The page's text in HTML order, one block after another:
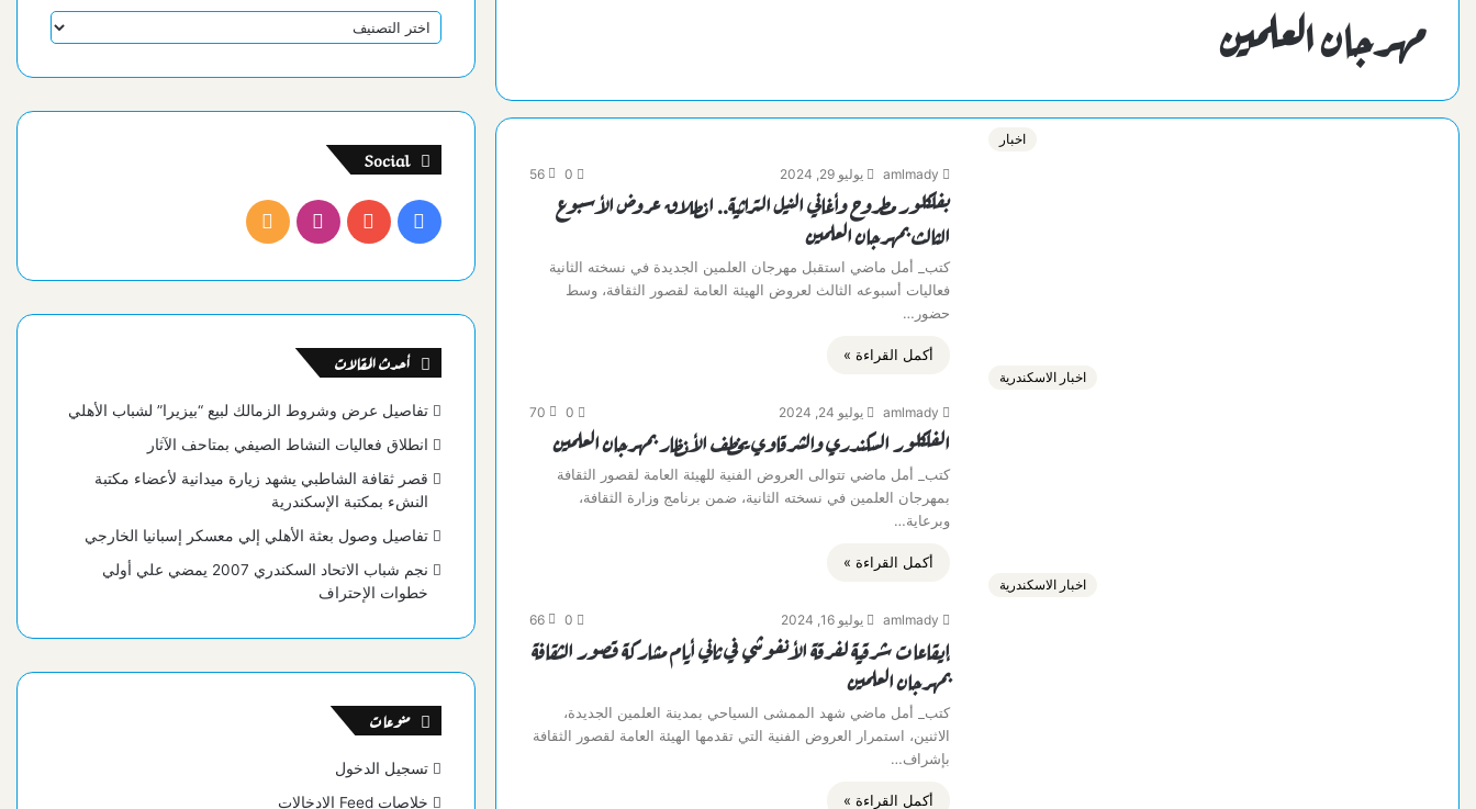
مهرجان العلمين
اخبار
amlmady يوليو 29, 2024 0
56
بفلكلور مطروح وأغاني النيل التراثية.. انطلاق عروض الأسبوع
الثالث بمهرجان العلمين
كتب_ أمل ماضي استقبل مهرجان العلمين الجديدة في نسخته الثانية
فعاليات أسبوعه الثالث لعروض الهيئة العامة لقصور الثقافة، وسط
حضور…
أكمل القراءة »
اخبار الاسكندرية
amlmady يوليو 24, 2024 0
70
الفلكلور السكندري والشرقاوي يخطف الأنظار بمهرجان العلمين
كتب_ أمل ماضي تتوالى العروض الفنية للهيئة العامة لقصور الثقافة
بمهرجان العلمين في نسخته الثانية، ضمن برنامج وزارة الثقافة،
وبرعاية…
أكمل القراءة »
اخبار الاسكندرية
amlmady يوليو 16, 2024 0
66
إيقاعات شرقية لفرقة الأنفوشي في ثاني أيام مشاركة قصور الثقافة
بمهرجان العلمين
كتب_ أمل ماضي شهد الممشى السياحي بمدينة العلمين الجديدة،
الاثنين، استمرار العروض الفنية التي تقدمها الهيئة العامة لقصور الثقافة
بإشراف…
أكمل القراءة »
تصنيفات
Social
فيسبوكيوتيوبانستقرامملخص
أحدث المقالات
تفاصيل عرض وشروط الزمالك لبيع “بيزيرا” لشباب الأهلي
انطلاق فعاليات النشاط الصيفي بمتاحف الآثار
قصر ثقافة الشاطبي يشهد زيارة ميدانية لأعضاء مكتبة
النشء بمكتبة الإسكندرية
تفاصيل وصول بعثة الأهلي إلي معسكر إسبانيا الخارجي
نجم شباب الاتحاد السكندري 2007 يمضي علي أولي
خطوات الإحتراف
منوعات
تسجيل الدخول
خلاصات Feed الإدخالات